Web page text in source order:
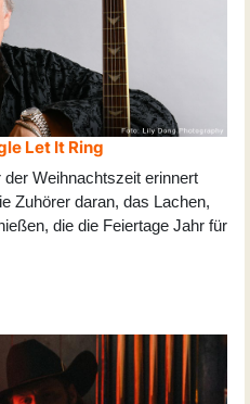
Let It Ring
Weihnachtszeit erinnert
Zuhörer daran, das Lachen,
die die Feiertage Jahr für